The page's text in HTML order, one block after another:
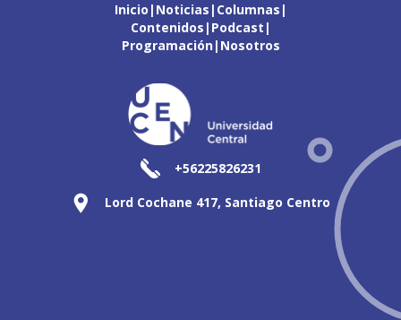
Inicio Noticias Columnas
Contenidos Podcast
Programación Nosotros
+56225826231
Lord Cochane 417, Santiago Centro